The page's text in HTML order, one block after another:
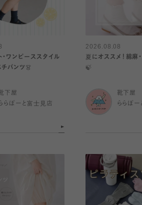
・ワンピーススタイル
チパンツ👗
下屋
らぽーと富士見店
2026.08.08
夏にオススメ！綿麻
🍃
靴下屋
ららぽ